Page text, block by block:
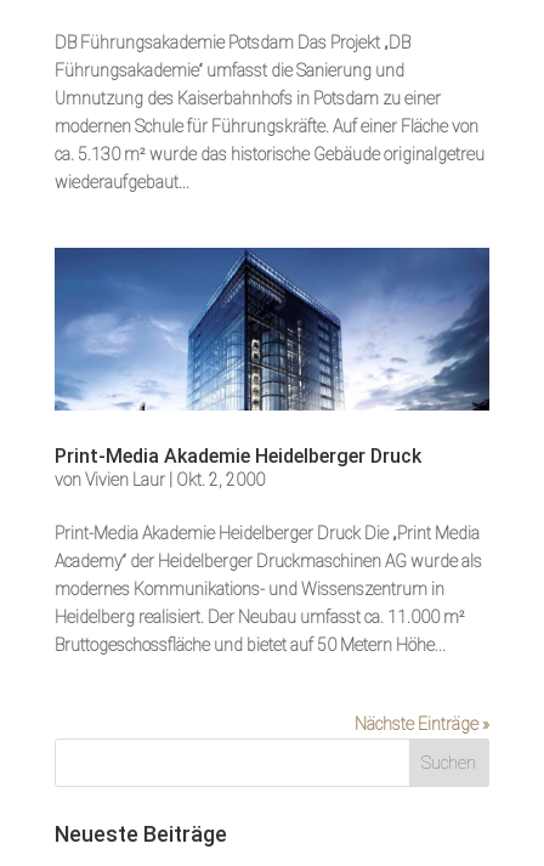
DB Führungsakademie Potsdam Das Projekt „DB
Führungsakademie“ umfasst die Sanierung und
Umnutzung des Kaiserbahnhofs in Potsdam zu einer
modernen Schule für Führungskräfte. Auf einer Fläche von
ca. 5.130 m² wurde das historische Gebäude originalgetreu
wiederaufgebaut...
Print-Media Akademie Heidelberger Druck
vonVivien Laur| Okt. 2, 2000
Print-Media Akademie Heidelberger Druck Die „Print Media
Academy“ der Heidelberger Druckmaschinen AG wurde als
modernes Kommunikations- und Wissenszentrum in
Heidelberg realisiert. Der Neubau umfasst ca. 11.000 m²
Bruttogeschossfläche und bietet auf 50 Metern Höhe...
Nächste Einträge »
Suchen
Neueste Beiträge